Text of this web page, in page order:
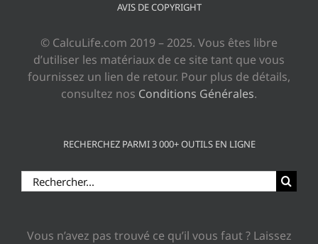
AVIS DE COPYRIGHT
© CalcuLife.com 2019 – 2025. Vous êtes libre
d’utiliser les matériaux de ce site tant que vous
fournissez un lien de retour. Pour plus de détails,
consultez nos Conditions Générales.
RECHERCHEZ PARMI 3 000+ OUTILS EN LIGNE
Rechercher:
Vous n’avez pas trouvé ce qu’il vous faut ? Laissez